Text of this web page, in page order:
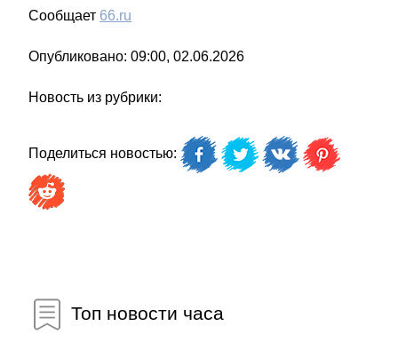
Сообщает 66.ru
Опубликовано: 09:00, 02.06.2026
Новость из рубрики:
Поделиться новостью:
Топ новости часа